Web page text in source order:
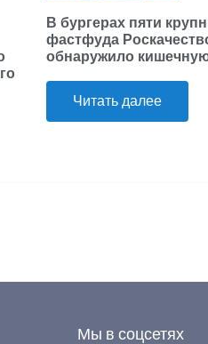
В бургерах пяти
фастфуда
обнаружило
Читать далее
Мы в соцсетях